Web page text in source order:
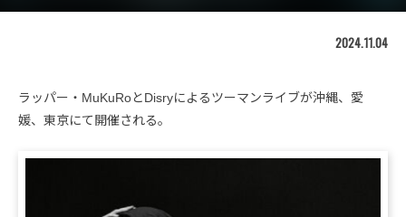
2024.11.04
ラッパー・MuKuRoとDisryによるツーマンライブが沖縄、愛
媛、東京にて開催される。